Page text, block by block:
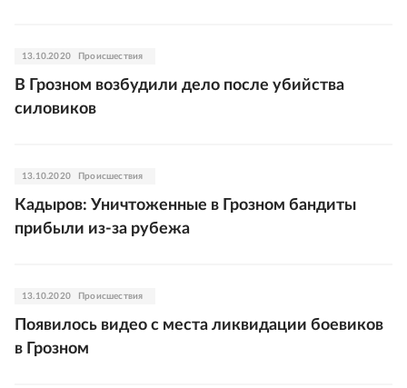
13.10.2020 Происшествия
В Грозном возбудили дело после убийства
силовиков
13.10.2020 Происшествия
Кадыров: Уничтоженные в Грозном бандиты
прибыли из-за рубежа
13.10.2020 Происшествия
Появилось видео с места ликвидации боевиков
в Грозном